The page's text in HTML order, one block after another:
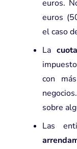
euros.
euros
el caso
La
con
sobre
Las